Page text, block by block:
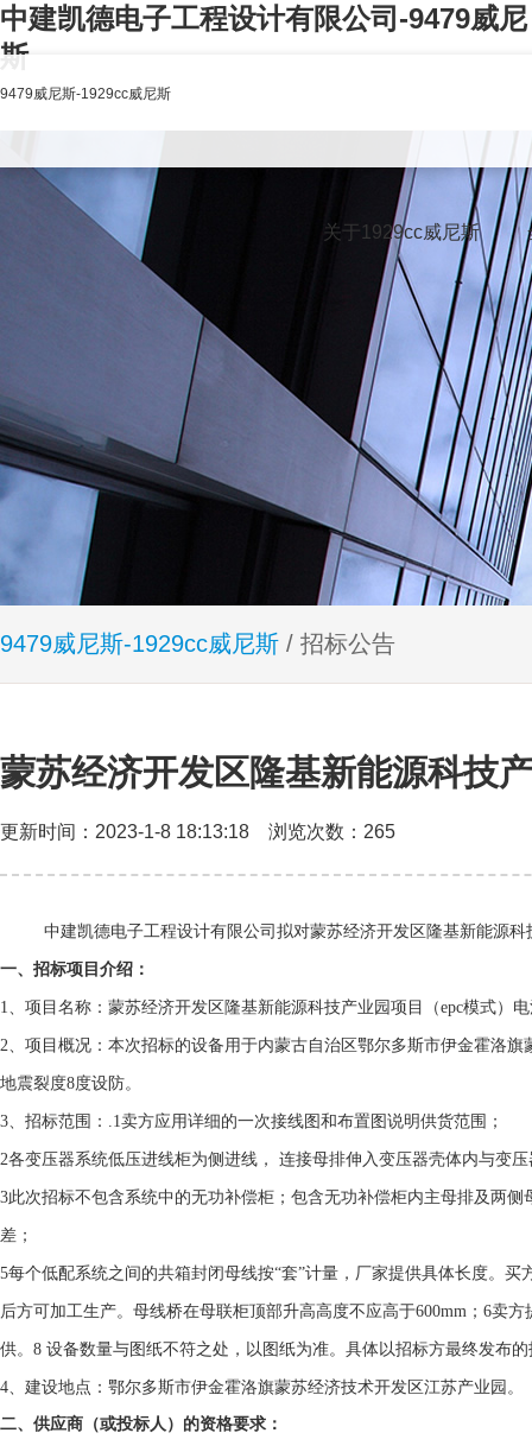
中建凯德电子工程设计有限公司-9479威尼
斯
9479威尼斯-1929cc威尼斯
关于1929cc威尼斯
9479威尼斯-1929cc威尼斯 / 招标公告
蒙苏经济开发区隆基新能源科技
更新时间：2023-1-8 18:13:18 浏览次数：265
中建凯德电子工程设计有限公司拟对蒙苏经济开发区隆基新能源科
一、招标项目介绍：
1、项目名称： 蒙苏经济开发区隆基新能源科技产业园项目（epc模式）
2、项目概况：本次招标的设备用于内蒙古自治区鄂尔多斯市伊金霍洛
地震裂度8度设防。
3、招标范围： .1卖方应用详细的一次接线图和布置图说明供货范围；
2各变压器系统低压进线柜为侧进线， 连接母排伸入变压器壳体内与变
3此次招标不包含系统中的无功补偿柜；包含无功补偿柜内主母排及两
差；
5每个低配系统之间的共箱封闭母线按“套”计量，厂家提供具体长度。
后方可加工生产。母线桥在母联柜顶部升高高度不应高于600mm ； 6卖方
供。 8 设备数量与图纸不符之处，以图纸为准。具体以招标方最终发布
4、建设地点：鄂尔多斯市伊金霍洛旗蒙苏经济技术开发区江苏产业园。
二、供应商（或投标人）的资格要求：